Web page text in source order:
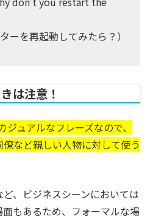
ーを再起動してみたら？）
は注意！
ジュアルなフレーズなので、
など親しい人物に対して使う
、ビジネスシーンにおいては
もあるため、フォーマルな場